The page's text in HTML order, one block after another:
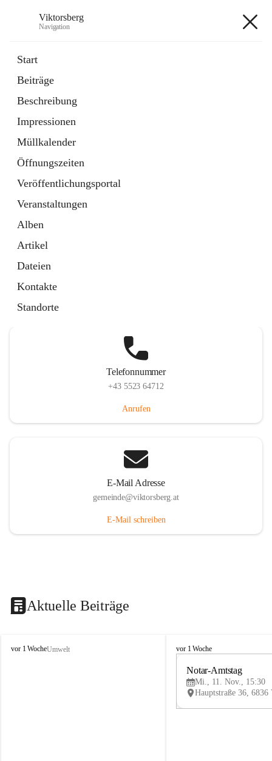
Viktorsberg
Navigation
Start
Beiträge
Beschreibung
Impressionen
Müllkalender
Öffnungszeiten
Veröffentlichungsportal
Veranstaltungen
Alben
Artikel
Dateien
Kontakte
Standorte
1 Schnellzugriff
Bürgerservice
10 Schnellzugriffe
Telefonnummer
+43 5523 64712
Anrufen
E-Mail Adresse
gemeinde@viktorsberg.at
E-Mail schreiben
Aktuelle Beiträge
V
vor 1 WocheUmwelt
V
vor 1 Woche
Notar-Amtstag
Mi., 11. Nov., 15:30